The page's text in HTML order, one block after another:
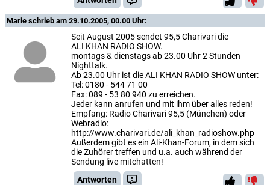
Marie schrieb am 29.10.2005, 00.00 Uhr:
Seit August 2005 sendet 95,5 Charivari die
ALI KHAN RADIO SHOW.
montags & dienstags ab 23.00 Uhr 2 Stunden
Nighttalk.
Ab 23.00 Uhr ist die ALI KHAN RADIO SHOW unter:
Tel: 0180 - 544 71 00
Fax: 089 - 53 80 940 zu erreichen.
Jeder kann anrufen und mit ihm über alles reden!
Empfang: Radio Charivari 95,5 (München) oder
Webradio:
http://www.charivari.de/ali_khan_radioshow.php
Außerdem gibt es ein Ali-Khan-Forum, in dem sich
die Zuhörer treffen und u.a. auch während der
Sendung live mitchatten!
Antworten